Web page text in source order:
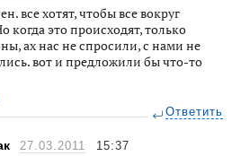
все хотят, чтобы все вокруг
когда это происходят, только
ах нас не спросили, с нами не
вот и предложили бы что-то
Ответить
27.03.2011 15:37